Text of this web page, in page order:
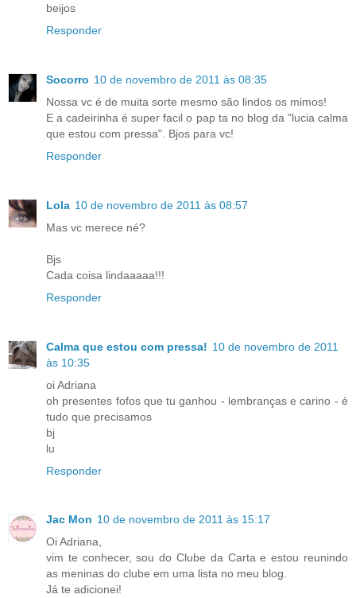
beijos
Responder
Socorro 10 de novembro de 2011 às 08:35
Nossa vc é de muita sorte mesmo são lindos os mimos!
E a cadeirinha é super facil o pap ta no blog da "lucia calma
que estou com pressa". Bjos para vc!
Responder
Lola 10 de novembro de 2011 às 08:57
Mas vc merece né?
Bjs
Cada coisa lindaaaaa!!!
Responder
Calma que estou com pressa! 10 de novembro de 2011
às 10:35
oi Adriana
oh presentes fofos que tu ganhou - lembranças e carino - é
tudo que precisamos
bj
lu
Responder
Jac Mon 10 de novembro de 2011 às 15:17
Oi Adriana,
vim te conhecer, sou do Clube da Carta e estou reunindo
as meninas do clube em uma lista no meu blog.
Já te adicionei!